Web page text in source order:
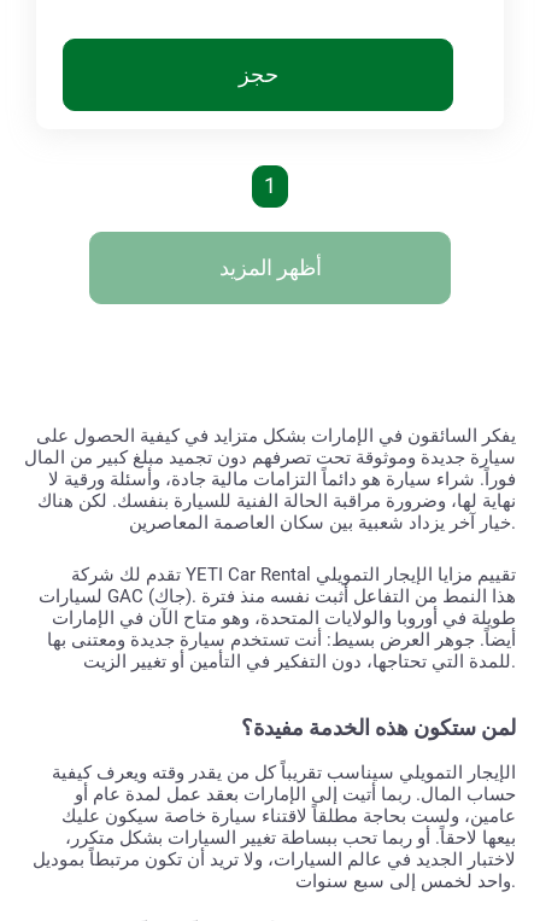
حجز
1
أظهر المزيد
يفكر السائقون في الإمارات بشكل متزايد في كيفية الحصول على
سيارة جديدة وموثوقة تحت تصرفهم دون تجميد مبلغ كبير من المال
فوراً. شراء سيارة هو دائماً التزامات مالية جادة، وأسئلة ورقية لا
نهاية لها، وضرورة مراقبة الحالة الفنية للسيارة بنفسك. لكن هناك
خيار آخر يزداد شعبية بين سكان العاصمة المعاصرين.
تقدم لك شركة YETI Car Rental تقييم مزايا الإيجار التمويلي
لسيارات GAC (جاك). هذا النمط من التفاعل أثبت نفسه منذ فترة
طويلة في أوروبا والولايات المتحدة، وهو متاح الآن في الإمارات
أيضاً. جوهر العرض بسيط: أنت تستخدم سيارة جديدة ومعتنى بها
للمدة التي تحتاجها، دون التفكير في التأمين أو تغيير الزيت.
لمن ستكون هذه الخدمة مفيدة؟
الإيجار التمويلي سيناسب تقريباً كل من يقدر وقته ويعرف كيفية
حساب المال. ربما أتيت إلى الإمارات بعقد عمل لمدة عام أو
عامين، ولست بحاجة مطلقاً لاقتناء سيارة خاصة سيكون عليك
بيعها لاحقاً. أو ربما تحب ببساطة تغيير السيارات بشكل متكرر،
لاختبار الجديد في عالم السيارات، ولا تريد أن تكون مرتبطاً بموديل
واحد لخمس إلى سبع سنوات.